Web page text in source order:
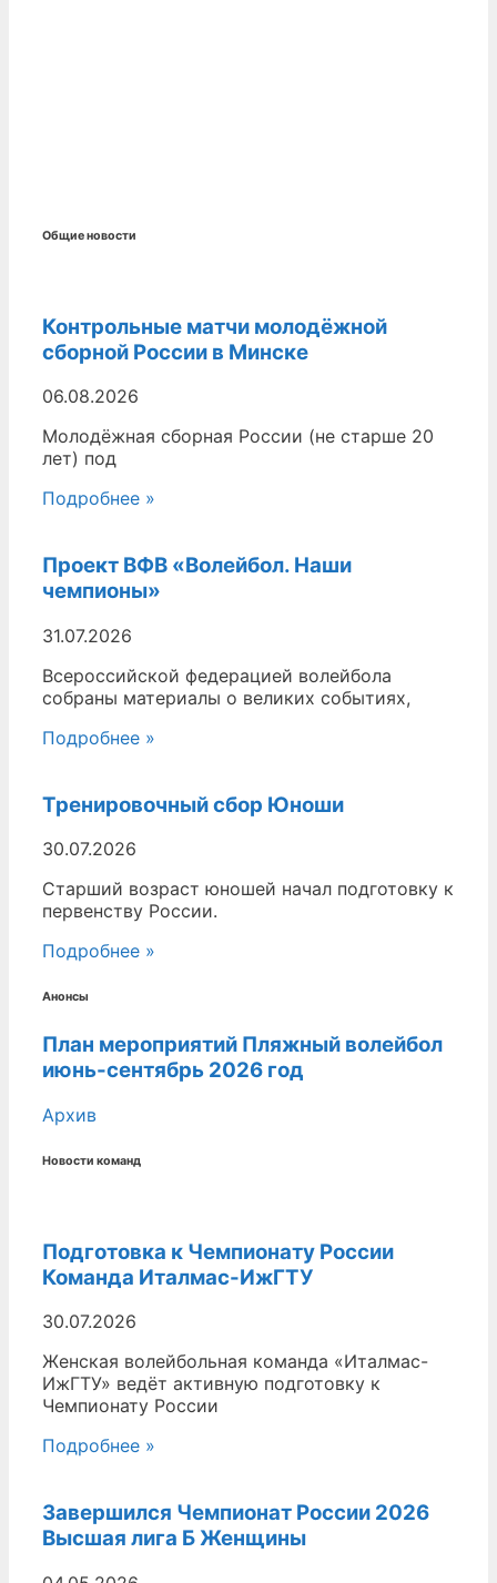
Общие новости
Контрольные матчи молодёжной
сборной России в Минске
06.08.2026
Молодёжная сборная России (не старше 20
лет) под
Подробнее »
Проект ВФВ «Волейбол. Наши
чемпионы»
31.07.2026
Всероссийской федерацией волейбола
собраны материалы о великих событиях,
Подробнее »
Тренировочный сбор Юноши
30.07.2026
Старший возраст юношей начал подготовку к
первенству России.
Подробнее »
Анонсы
План мероприятий Пляжный волейбол
июнь-сентябрь 2026 год
Архив
Новости команд
Подготовка к Чемпионату России
Команда Италмас-ИжГТУ
30.07.2026
Женская волейбольная команда «Италмас-
ИжГТУ» ведёт активную подготовку к
Чемпионату России
Подробнее »
Завершился Чемпионат России 2026
Высшая лига Б Женщины